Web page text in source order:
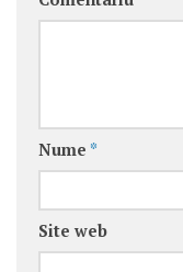
Nume *
Site web